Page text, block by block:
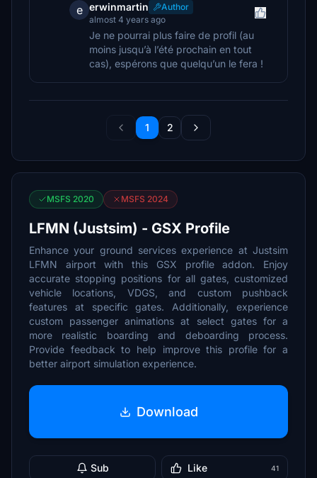
e erwinmartin
Author
almost 4 years ago
Je ne pourrai plus faire de profil (au
moins jusqu’à l’été prochain en tout
cas), espérons que quelqu’un le fera !
1 2
MSFS 2020 MSFS 2024
LFMN (Justsim) - GSX Profile
Enhance your ground services experience at Justsim
LFMN airport with this GSX profile addon. Enjoy
accurate stopping positions for all gates, customized
vehicle locations, VDGS, and custom pushback
features at specific gates. Additionally, experience
custom passenger animations at select gates for a
more realistic boarding and deboarding process.
Provide feedback to help improve this profile for a
better airport simulation experience.
Download
Sub Like 41